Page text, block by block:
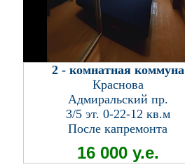
2 - комнатная коммуна
Краснова
Адмиральский пр.
3/5 эт. 0-22-12 кв.м
После капремонта
16 000 у.е.